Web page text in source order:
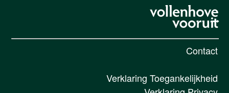
Contact
Verklaring Toegankelijkheid